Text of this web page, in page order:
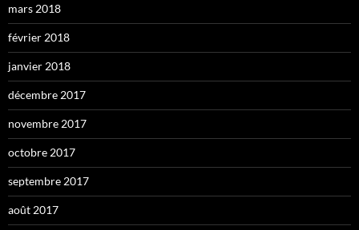
mars 2018
février 2018
janvier 2018
décembre 2017
novembre 2017
octobre 2017
septembre 2017
août 2017